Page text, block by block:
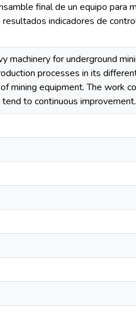
final de un equipo para
indicadores de
machinery for underground
processes in its
mining equipment. The work
to continuous improvement.